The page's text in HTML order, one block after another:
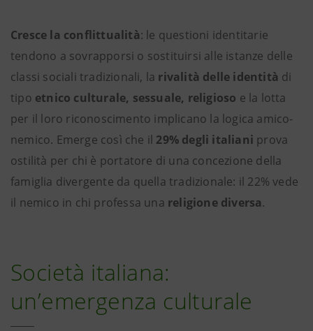
Cresce la conflittualità: le questioni identitarie
tendono a sovrapporsi o sostituirsi alle istanze delle
classi sociali tradizionali, la rivalità delle identità di
tipo etnico culturale, sessuale, religioso e la lotta
per il loro riconoscimento implicano la logica amico-
nemico. Emerge così che il 29% degli italiani prova
ostilità per chi è portatore di una concezione della
famiglia divergente da quella tradizionale: il 22% vede
il nemico in chi professa una religione diversa.
Società italiana:
un’emergenza culturale